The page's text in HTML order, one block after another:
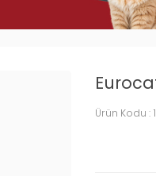
Ürün Kodu :